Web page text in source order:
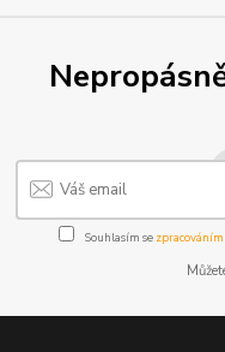
Souhlasím se